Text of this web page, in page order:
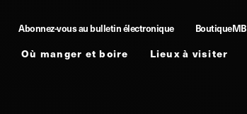
Abonnez-vous au bulletin électronique BoutiqueMB
Où manger et boire Lieux à visiter